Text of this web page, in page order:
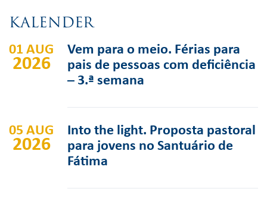
KALENDER
01 AUG
2026
Vem para o meio. Férias para
pais de pessoas com deficiência
– 3.ª semana
05 AUG
2026
Into the light. Proposta pastoral
para jovens no Santuário de
Fátima